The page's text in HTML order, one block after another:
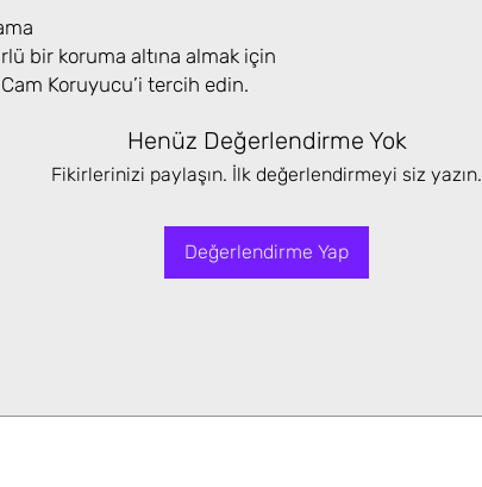
bir koruma altına almak için
Koruyucu’i tercih edin.
Henüz Değerlendirme Yok
Fikirlerinizi paylaşın. İlk değerlendirmeyi siz yazın.
Değerlendirme Yap